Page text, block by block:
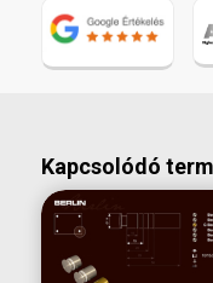
Kapcsolódó